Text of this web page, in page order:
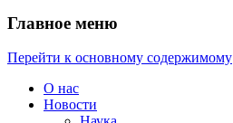
Главное меню
Перейти к основному содержимому
О нас
Новости